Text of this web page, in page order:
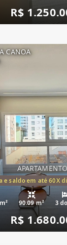
R$
CANOA
e saldo em até 60X
90.09 m² 3
R$